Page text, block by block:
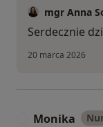
mgr Anna
Serdecznie
20 marca 2026
Monika